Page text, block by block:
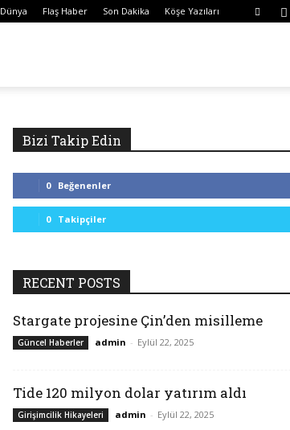
Dünya Flaş Haber Son Dakika Köşe Yazıları
Bizi Takip Edin
0 Beğenenler
0 Takipçiler
RECENT POSTS
Stargate projesine Çin’den misilleme
Güncel Haberler admin - Eylül 22, 2025
Tide 120 milyon dolar yatırım aldı
Girişimcilik Hikayeleri admin - Eylül 22, 2025